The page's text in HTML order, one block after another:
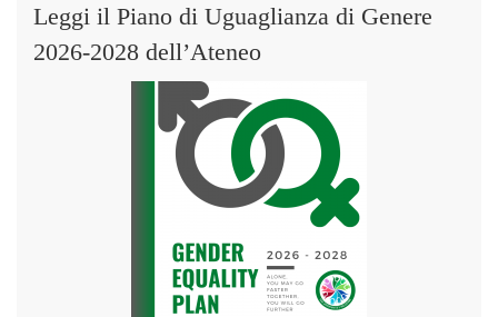
Leggi il Piano di Uguaglianza di Genere
2026-2028 dell’Ateneo